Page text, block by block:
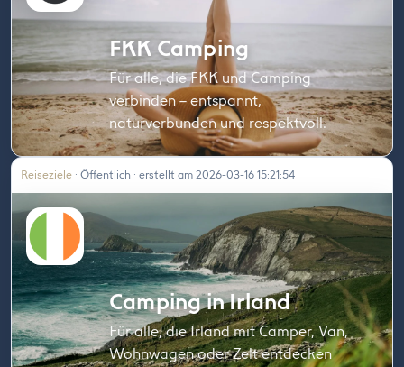
FKK Camping
Für alle, die FKK und Camping
verbinden – entspannt,
naturverbunden und respektvoll.
Reiseziele · Öffentlich · erstellt am 2026-03-16 15:21:54
Camping in Irland
Für alle, die Irland mit Camper, Van,
Wohnwagen oder Zelt entdecken